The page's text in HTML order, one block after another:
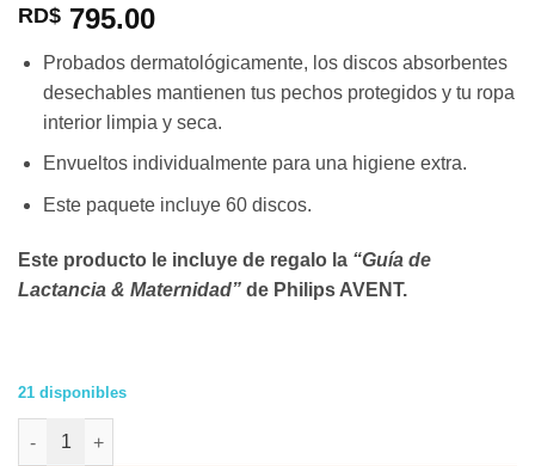
RD$ 795.00
Probados dermatológicamente, los discos absorbentes
desechables mantienen tus pechos protegidos y tu ropa
interior limpia y seca.
Envueltos individualmente para una higiene extra.
Este paquete incluye 60 discos.
Este producto le incluye de regalo la “Guía de
Lactancia & Maternidad” de Philips AVENT.
21 disponibles
60 Protectores absorbentes desechables Philips AVENT para